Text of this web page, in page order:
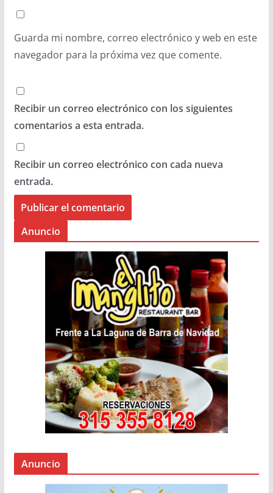
Guarda mi nombre, correo electrónico y web en este
navegador para la próxima vez que comente.
Recibir un correo electrónico con los siguientes
comentarios a esta entrada.
Recibir un correo electrónico con cada nueva
entrada.
Anuncio
Anuncio